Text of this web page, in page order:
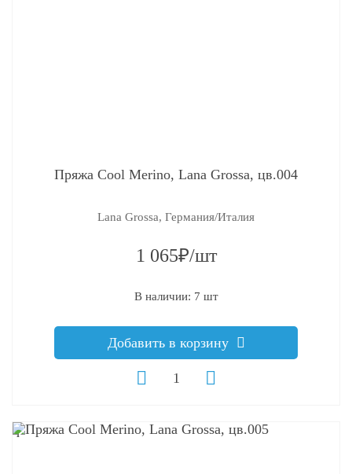
Пряжа Cool Merino, Lana Grossa, цв.004
Lana Grossa, Германия/Италия
1 065₽/шт
В наличии: 7 шт
Добавить в корзину
q